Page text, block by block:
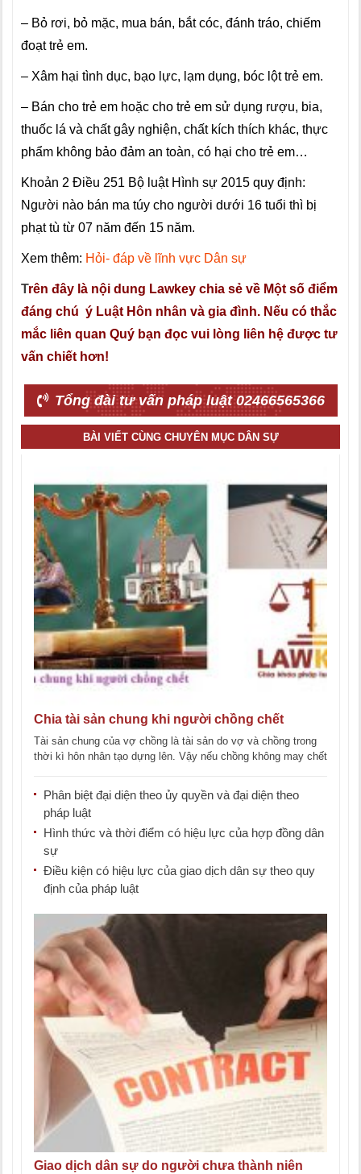
– Bỏ rơi, bỏ mặc, mua bán, bắt cóc, đánh tráo, chiếm
đoạt trẻ em.
– Xâm hại tình dục, bạo lực, lạm dụng, bóc lột trẻ em.
– Bán cho trẻ em hoặc cho trẻ em sử dụng rượu, bia,
thuốc lá và chất gây nghiện, chất kích thích khác, thực
phẩm không bảo đảm an toàn, có hại cho trẻ em…
Khoản 2 Điều 251 Bộ luật Hình sự 2015 quy định:
Người nào bán ma túy cho người dưới 16 tuổi thì bị
phạt tù từ 07 năm đến 15 năm.
Xem thêm: Hỏi- đáp về lĩnh vực Dân sự
Trên đây là nội dung Lawkey chia sẻ về Một số điểm
đáng chú ý Luật Hôn nhân và gia đình. Nếu có thắc
mắc liên quan Quý bạn đọc vui lòng liên hệ được tư
vấn chiết hơn!
Tổng đài tư vấn pháp luật 02466565366
BÀI VIẾT CÙNG CHUYÊN MỤC DÂN SỰ
Chia tài sản chung khi người chồng chết
Tài sản chung của vợ chồng là tài sản do vợ và chồng trong
thời kì hôn nhân tạo dựng lên. Vậy nếu chồng không may chết
Phân biệt đại diện theo ủy quyền và đại diện theo
pháp luật
Hình thức và thời điểm có hiệu lực của hợp đồng dân
sự
Điều kiện có hiệu lực của giao dịch dân sự theo quy
định của pháp luật
Giao dịch dân sự do người chưa thành niên